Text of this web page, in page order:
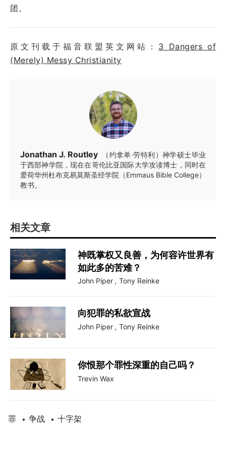
团。
原文刊载于福音联盟英文网站： 3 Dangers of
(Merely) Messy Christianity
Jonathan J. Routley
（约拿单·劳特利）神学硕士毕业
于西部神学院，现在在哥伦比亚国际大学攻读博士，同时在
爱荷华州杜布克易莫斯圣经学院（Emmaus Bible College）
教书。
相关文章
神既掌权又良善，为何容许世界有
如此多的苦难？
John Piper , Tony Reinke
向犯罪的私欲宣战
John Piper , Tony Reinke
你恨那个罪性深重的自己吗？
Trevin Wax
罪 • 争战 • 十字架